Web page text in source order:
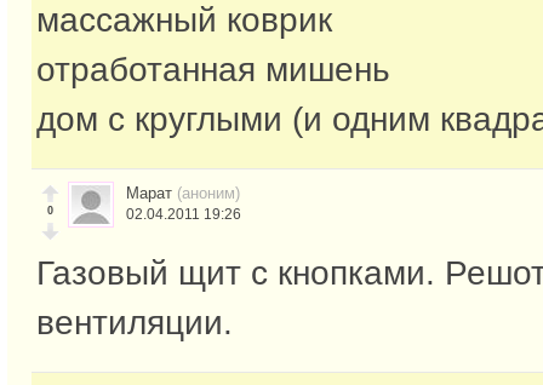
массажный коврик
отработанная мишень
дом с круглыми (и одним
0
Марат (аноним)
02.04.2011 19:26
Газовый щит с кнопками.
вентиляции.